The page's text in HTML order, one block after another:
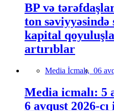
BP və
ton
kapital
artırıblar
Media İcmalı, 06
Media icmalı: 5
6 avqust 2026-